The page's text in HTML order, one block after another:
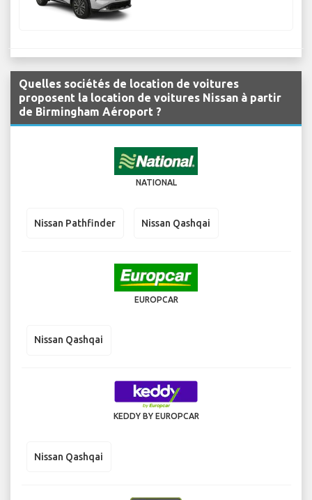
Quelles sociétés de location de voitures
proposent la location de voitures Nissan à partir
de Birmingham Aéroport ?
NATIONAL
Nissan Pathfinder Nissan Qashqai
EUROPCAR
Nissan Qashqai
KEDDY BY EUROPCAR
Nissan Qashqai